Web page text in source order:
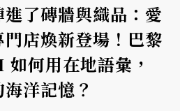
了磚牆與織品：愛
店煥新登場！巴黎
何用在地語彙，
洋記憶？